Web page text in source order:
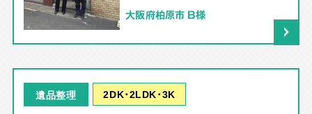
大阪府柏原市 B様
遺品整理 2DK･2LDK･3K